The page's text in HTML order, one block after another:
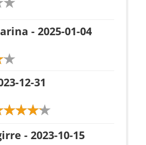
- 2025-01-04
12-31
- 2023-10-15